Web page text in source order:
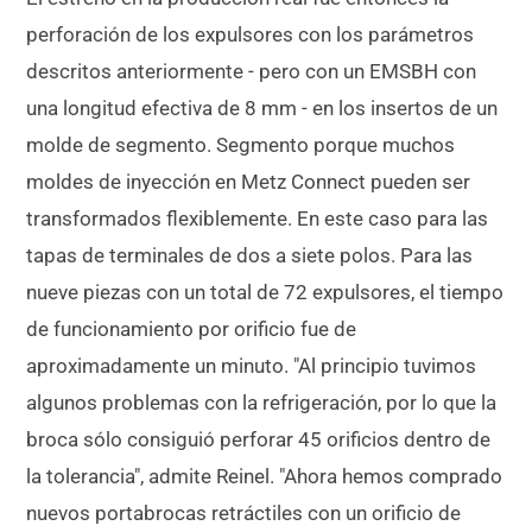
perforación de los expulsores con los parámetros
descritos anteriormente - pero con un EMSBH con
una longitud efectiva de 8 mm - en los insertos de un
molde de segmento. Segmento porque muchos
moldes de inyección en Metz Connect pueden ser
transformados flexiblemente. En este caso para las
tapas de terminales de dos a siete polos. Para las
nueve piezas con un total de 72 expulsores, el tiempo
de funcionamiento por orificio fue de
aproximadamente un minuto. "Al principio tuvimos
algunos problemas con la refrigeración, por lo que la
broca sólo consiguió perforar 45 orificios dentro de
la tolerancia", admite Reinel. "Ahora hemos comprado
nuevos portabrocas retráctiles con un orificio de